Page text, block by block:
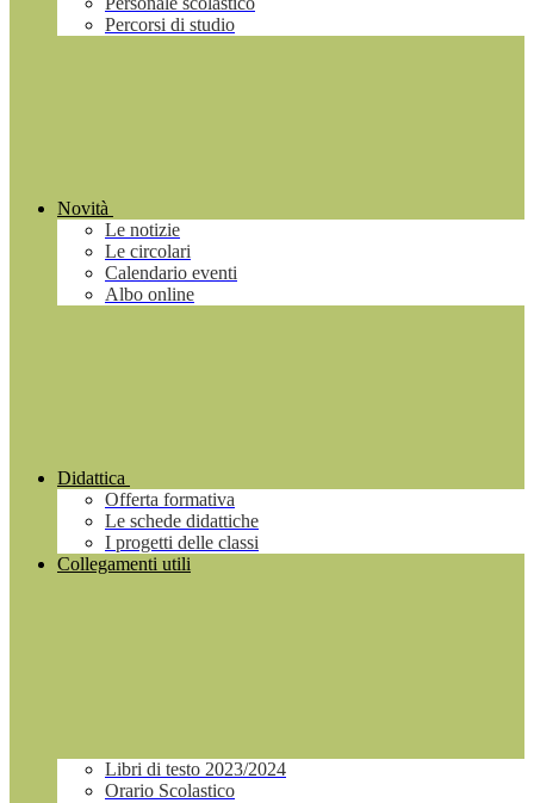
Percorsi di studio
Novità
Le notizie
Le circolari
Calendario eventi
Albo online
Didattica
Offerta formativa
Le schede didattiche
I progetti delle classi
Collegamenti utili
Libri di testo 2023/2024
Orario Scolastico